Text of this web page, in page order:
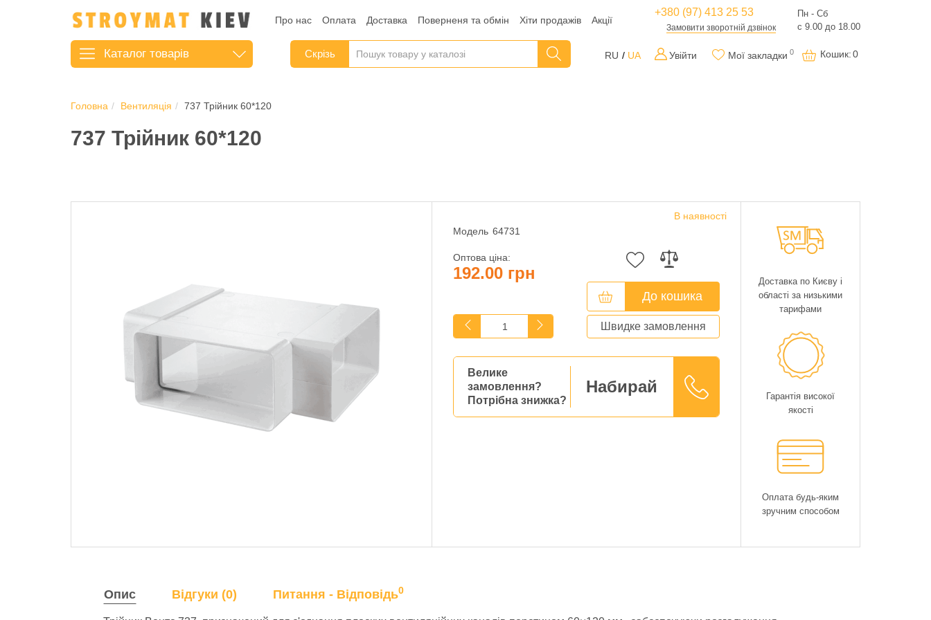
Про нас Оплата Доставка Поверненя та обмін Хіти продажів Акції
+380 (97) 413 25 53
Замовити зворотній дзвінок
Пн - Сб
с 9.00 до 18.00
Каталог товарів Скрізь RU UA Увійти Мої закладки 0 Кошик: 0
Головна Вентиляція 737 Трійник 60*120
737 Трійник 60*120
Модель 64731
В наявності
Оптова ціна:
192.00 грн
До кошика
Швидке замовлення
Велике
замовлення?
Потрібна знижка?
Набирай
Доставка по Києву і
області за низькими
тарифами
Гарантія високої
якості
Оплата будь-яким
зручним способом
Опис Відгуки (0) Питання - Відповідь0